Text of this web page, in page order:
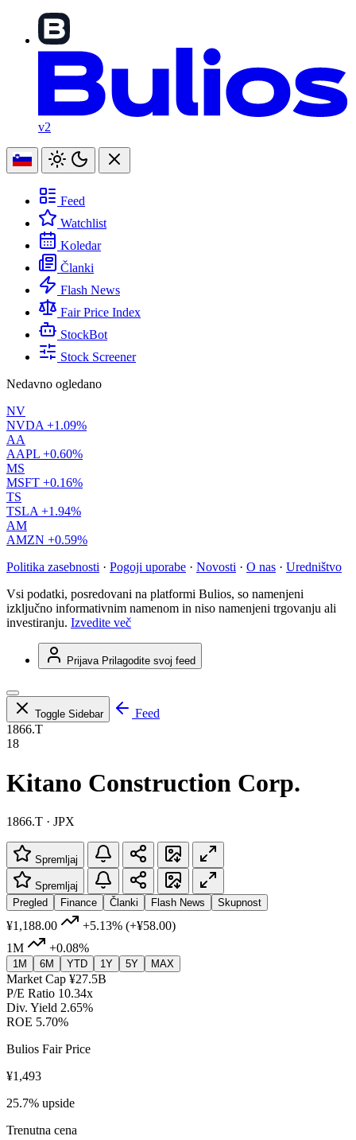
v2
Feed
Watchlist
Koledar
Članki
Flash News
Fair Price Index
StockBot
Stock Screener
Nedavno ogledano
NV
NVDA +1.09%
AA
AAPL +0.60%
MS
MSFT +0.16%
TS
TSLA +1.94%
AM
AMZN +0.59%
Politika zasebnosti · Pogoji uporabe · Novosti · O nas · Uredništvo
Vsi podatki, posredovani na platformi Bulios, so namenjeni
izključno informativnim namenom in niso namenjeni trgovanju ali
investiranju. Izvedite več
Prijava Prilagodite svoj feed
Toggle Sidebar
Feed
1866.T
18
Kitano Construction Corp.
1866.T · JPX
Spremljaj
Spremljaj
Pregled
Finance Članki Flash News Skupnost
¥1,188.00 +5.13% (+¥58.00)
1M
+0.08%
1M 6M YTD 1Y 5Y MAX
Market Cap ¥27.5B
P/E Ratio 10.34x
Div. Yield 2.65%
ROE 5.70%
Bulios Fair Price
¥1,493
25.7% upside
Trenutna cena